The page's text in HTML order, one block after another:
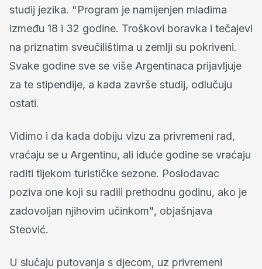
studij jezika. "Program je namijenjen mladima
između 18 i 32 godine. Troškovi boravka i tečajevi
na priznatim sveučilištima u zemlji su pokriveni.
Svake godine sve se više Argentinaca prijavljuje
za te stipendije, a kada završe studij, odlučuju
ostati.
Vidimo i da kada dobiju vizu za privremeni rad,
vraćaju se u Argentinu, ali iduće godine se vraćaju
raditi tijekom turističke sezone. Poslodavac
poziva one koji su radili prethodnu godinu, ako je
zadovoljan njihovim učinkom", objašnjava
Steović.
U slučaju putovanja s djecom, uz privremeni